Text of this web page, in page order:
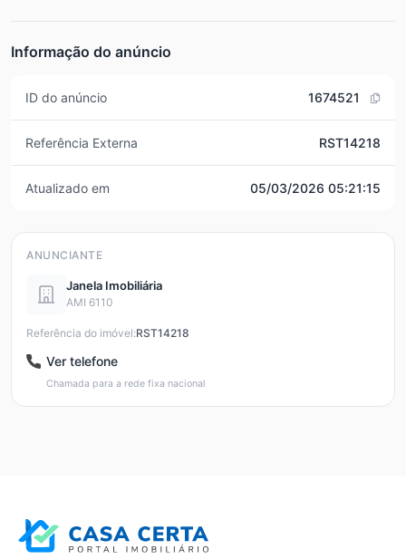
Informação do anúncio
ID do anúncio 1674521
Referência Externa RST14218
Atualizado em 05/03/2026 05:21:15
ANUNCIANTE
Janela Imobiliária
AMI 6110
Referência do imóvel:RST14218
Ver telefone
Chamada para a rede fixa nacional